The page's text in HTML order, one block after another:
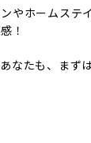
やホームステ
！
なたも、まず